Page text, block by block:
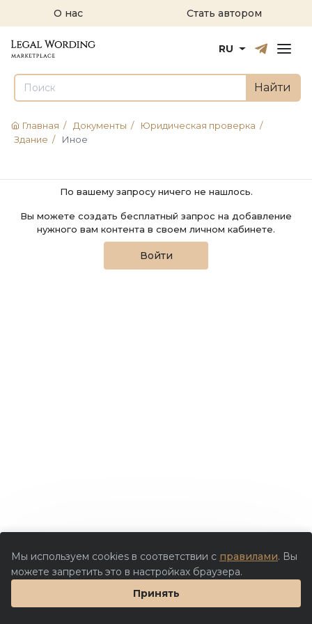
О нас Стать автором
РусскийEnglish
RU
Найти
Главная / Документы / Юридическая проверка /
Здание / Иное
По вашему запросу ничего не нашлось.
Вы можете создать бесплатный запрос на добавление
нужного вам контента в своем личном кабинете.
Войти
Мы используем cookies в соответствии с правилами. Вы
можете запретить это в настройках браузера.
Принять